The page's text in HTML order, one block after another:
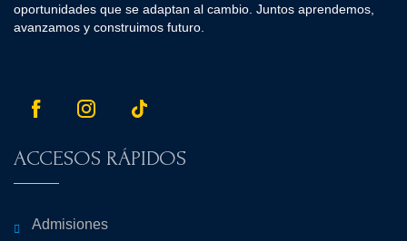
oportunidades que se adaptan al cambio. Juntos aprendemos,
avanzamos y construimos futuro.
ACCESOS RÁPIDOS
Admisiones